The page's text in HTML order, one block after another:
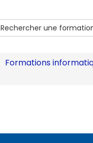
Rechercher une
Formations